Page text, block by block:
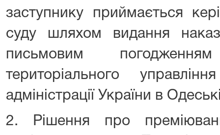
заступнику приймається
суду шляхом видання
письмовим
територіального
адміністрації України в
2. Рішення про